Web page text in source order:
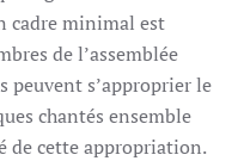
cadre minimal est
de l’assemblée
peuvent s’approprier le
chantés ensemble
cette appropriation.